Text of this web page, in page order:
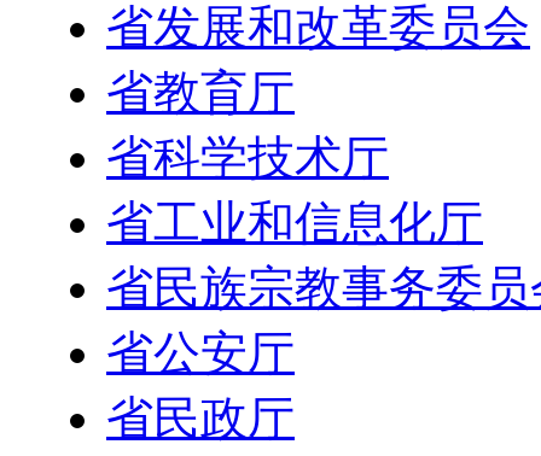
省发展和改革委员会
省教育厅
省科学技术厅
省工业和信息化厅
省民族宗教事务委员
省公安厅
省民政厅